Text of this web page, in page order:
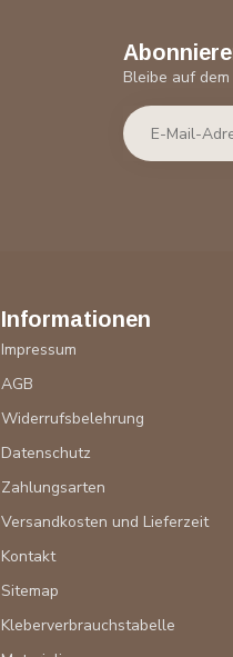
Bleibe auf
Informationen
Impressum
AGB
Widerrufsbelehrung
Datenschutz
Zahlungsarten
Versandkosten und Lieferzeit
Kontakt
Sitemap
Kleberverbrauchstabelle